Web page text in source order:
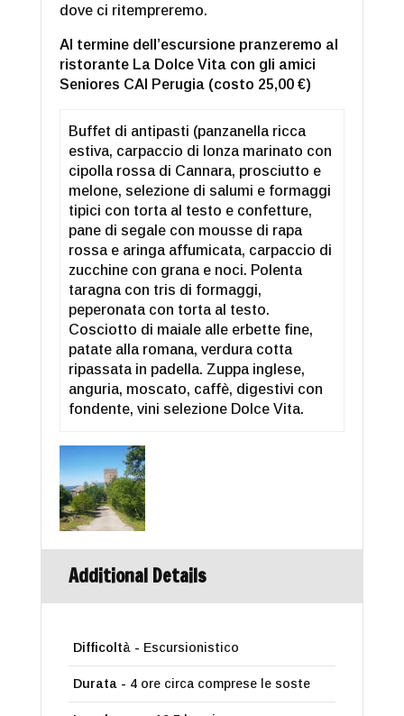
dove ci ritempreremo.
Al termine dell’escursione pranzeremo al
ristorante La Dolce Vita con gli amici
Seniores CAI Perugia (costo 25,00 €)
Buffet di antipasti (panzanella ricca
estiva, carpaccio di lonza marinato con
cipolla rossa di Cannara, prosciutto e
melone, selezione di salumi e formaggi
tipici con torta al testo e confetture,
pane di segale con mousse di rapa
rossa e aringa affumicata, carpaccio di
zucchine con grana e noci. Polenta
taragna con tris di formaggi,
peperonata con torta al testo.
Cosciotto di maiale alle erbette fine,
patate alla romana, verdura cotta
ripassata in padella. Zuppa inglese,
anguria, moscato, caffè, digestivi con
fondente, vini selezione Dolce Vita.
Additional Details
Difficoltà - Escursionistico
Durata - 4 ore circa comprese le soste